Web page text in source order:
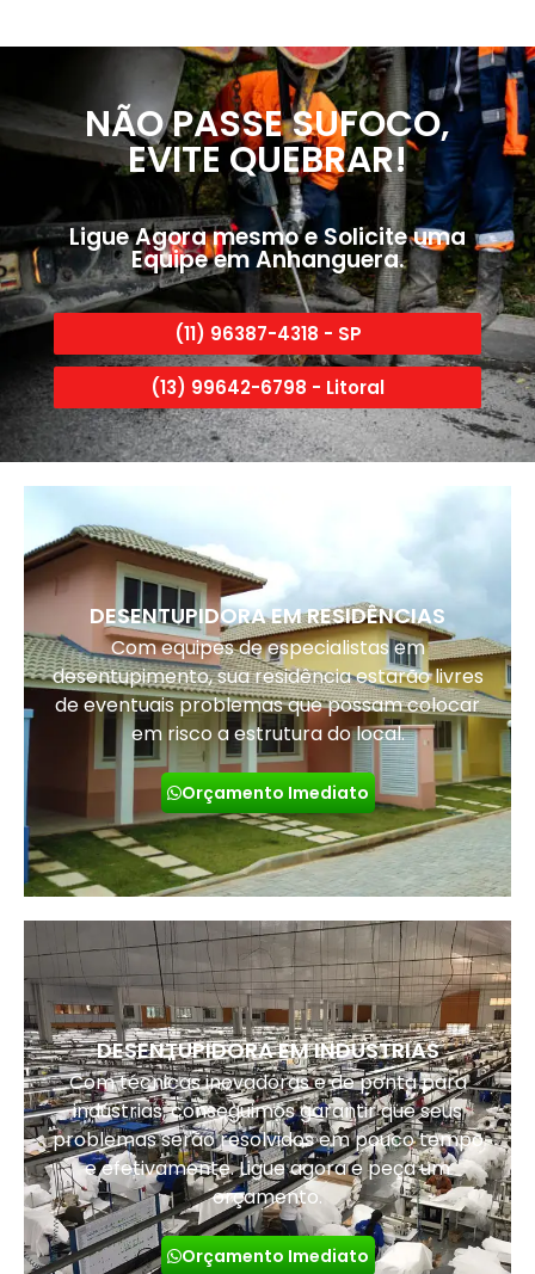
NÃO PASSE SUFOCO,
EVITE QUEBRAR!
Ligue Agora mesmo e Solicite uma
Equipe em Anhanguera.
(11) 96387-4318 - SP
(13) 99642-6798 - Litoral
DESENTUPIDORA EM RESIDÊNCIAS
Com equipes de especialistas em
desentupimento, sua residência estarão livres
de eventuais problemas que possam colocar
em risco a estrutura do local.
Orçamento Imediato
DESENTUPIDORA EM INDUSTRIAS
Com técnicas inovadoras e de ponta para
indústrias, conseguimos garantir que seus
problemas serão resolvidos em pouco tempo
e efetivamente. Ligue agora e peça um
orçamento.
Orçamento Imediato